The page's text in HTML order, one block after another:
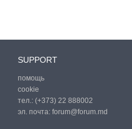
SUPPORT
помощь
cookie
тел.: (+373) 22 888002
эл. почта: forum@forum.md